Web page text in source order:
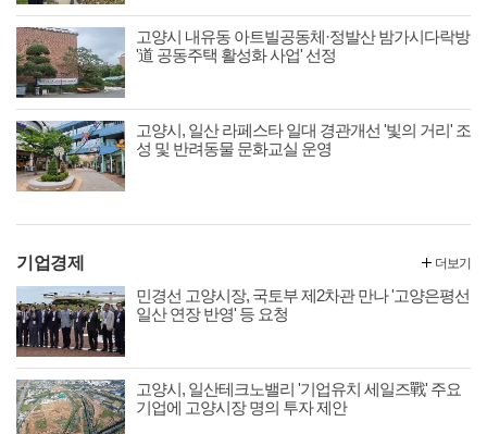
고양시 내유동 아트빌공동체·정발산 밤가시다락방
'道 공동주택 활성화 사업' 선정
고양시, 일산 라페스타 일대 경관개선 '빛의 거리' 조
성 및 반려동물 문화교실 운영
기업경제
민경선 고양시장, 국토부 제2차관 만나 '고양은평선
일산 연장 반영' 등 요청
고양시, 일산테크노밸리 '기업유치 세일즈戰' 주요
기업에 고양시장 명의 투자 제안
더보기